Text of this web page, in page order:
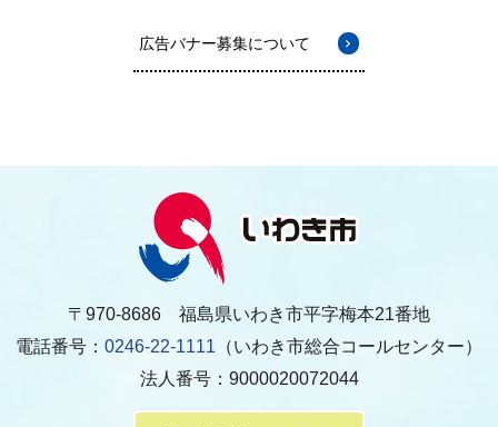
広告バナー募集について
〒970-8686 福島県いわき市平字梅本21番地
電話番号： 0246-22-1111 （いわき市総合コールセンター）
法人番号：9000020072044